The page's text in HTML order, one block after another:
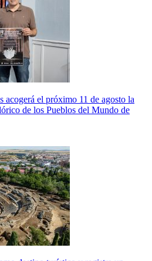
el próximo 11 de agosto la
de los Pueblos del Mundo de